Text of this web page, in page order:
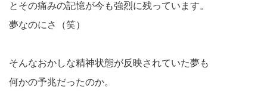
とその痛みの記憶が今も強烈に残っています。
夢なのにさ（笑）
そんなおかしな精神状態が反映されていた夢も
何かの予兆だったのか。